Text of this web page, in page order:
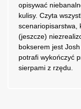
opisywać
kulisy. Czyta
scenariopisarstwa,
(jeszcze)
bokserem jest
potrafi wykończyć
sierpami z rzędu.